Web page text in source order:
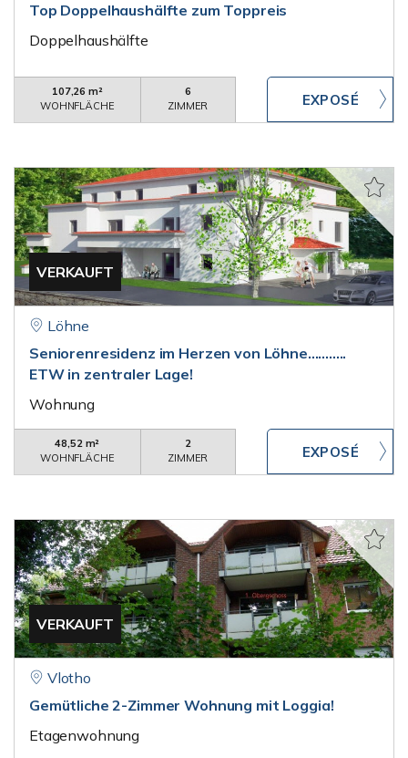
Top Doppelhaushälfte zum Toppreis
Doppelhaushälfte
107,26 m²
WOHNFLÄCHE
6
ZIMMER
VERKAUFT
Löhne
Seniorenresidenz im Herzen von Löhne...........
ETW in zentraler Lage!
Wohnung
48,52 m²
WOHNFLÄCHE
2
ZIMMER
VERKAUFT
Vlotho
Gemütliche 2-Zimmer Wohnung mit Loggia!
Etagenwohnung